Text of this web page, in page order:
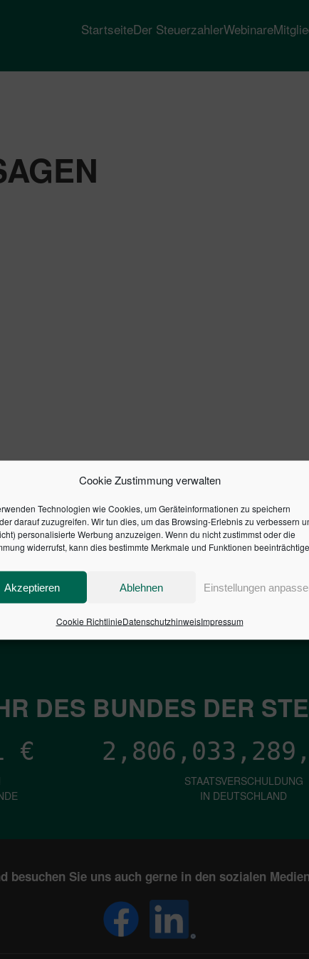
Cookie Zustimmung verwalten
Technologien wie Cookies, um Geräteinformationen zu speichern
darauf zuzugreifen. Wir tun dies, um das Browsing-Erlebnis zu verbessern
personalisierte Werbung anzuzeigen. Wenn du nicht zustimmst oder die
widerrufst, kann dies bestimmte Merkmale und Funktionen
Akzeptieren Ablehnen Einstellungen
Cookie RichtlinieDatenschutzhinweisImpressum
StartseiteDer SteuerzahlerWebinare
DES BUNDES DER
€
STAATSVERSCHULDUNG
IN DEUTSCHLAND
besuchen Sie uns auch gerne in den sozialen